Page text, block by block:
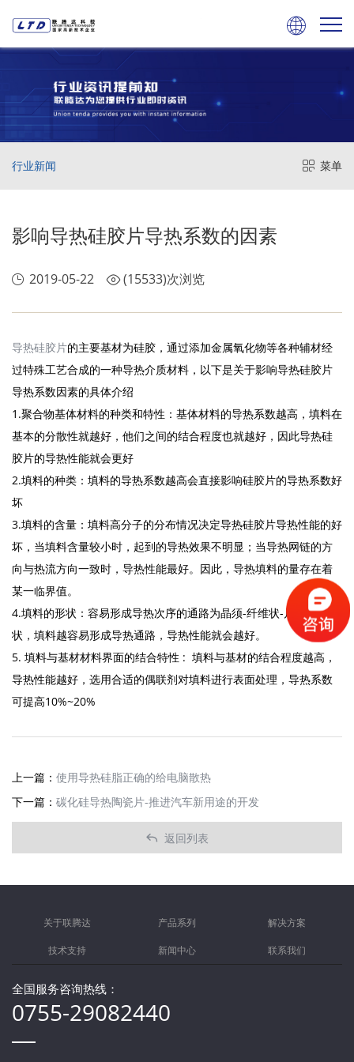

菜单
行业新闻
影响导热硅胶片导热系数的因素
2019-05-22 (15533)次浏览
导热硅胶片的主要基材为硅胶，通过添加金属氧化物等各种辅材经
过特殊工艺合成的一种导热介质材料，以下是关于影响导热硅胶片
导热系数因素的具体介绍
1.聚合物基体材料的种类和特性：基体材料的导热系数越高，填料在
基本的分散性就越好，他们之间的结合程度也就越好，因此导热硅
胶片的导热性能就会更好
2.填料的种类：填料的导热系数越高会直接影响硅胶片的导热系数好
坏
3.填料的含量：填料高分子的分布情况决定导热硅胶片导热性能的好
坏，当填料含量较小时，起到的导热效果不明显；当导热网链的方
向与热流方向一致时，导热性能最好。因此，导热填料的量存在着
某一临界值。
4.填料的形状：容易形成导热次序的通路为晶须-纤维状-片装-颗粒
状，填料越容易形成导热通路，导热性能就会越好。
5. 填料与基材材料界面的结合特性 : 填料与基材的结合程度越高，
导热性能越好，选用合适的偶联剂对填料进行表面处理，导热系数
可提高10%~20%
上一篇： 使用导热硅脂正确的给电脑散热
下一篇： 碳化硅导热陶瓷片-推进汽车新用途的开发
 返回列表
关于联腾达 产品系列 解决方案
技术支持 新闻中心 联系我们
全国服务咨询热线：
0755-29082440